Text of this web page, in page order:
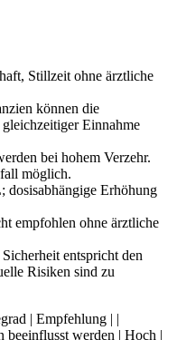
Stillzeit ohne ärztliche
können die
Einnahme
bei hohem Verzehr.
möglich.
dosisabhängige Erhöhung
empfohlen ohne ärztliche
entspricht den
Risiken sind zu
| Empfehlung | |
werden | Hoch |